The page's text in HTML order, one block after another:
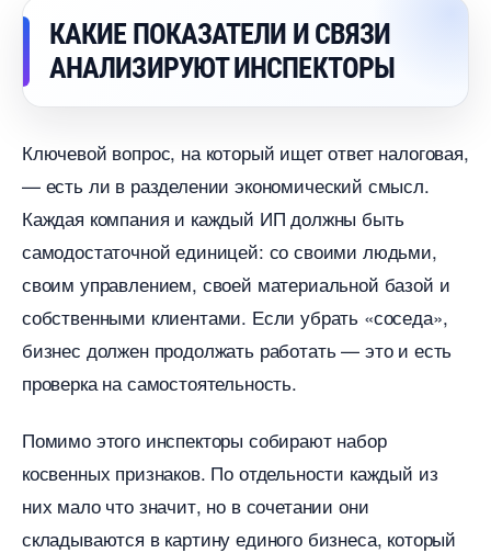
КАКИЕ ПОКАЗАТЕЛИ И СВЯЗИ
АНАЛИЗИРУЮТ ИНСПЕКТОРЫ
Ключевой вопрос, на который ищет ответ налоговая,
— есть ли в разделении экономический смысл.
Каждая компания и каждый ИП должны быть
самодостаточной единицей: со своими людьми,
своим управлением, своей материальной базой и
собственными клиентами. Если убрать «соседа»,
изнес должен продолжать работать — это и есть
проверка на самостоятельность.
Помимо этого инспекторы собирают набор
косвенных признаков. По отдельности каждый из
них мало что значит, но в сочетании они
складываются в картину единого бизнеса, который